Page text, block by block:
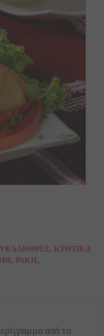
ΚΡΗΤΙΚΆ
ΡΑΚΉ
από το